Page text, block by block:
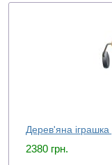
Дерев'яна
2380 грн.